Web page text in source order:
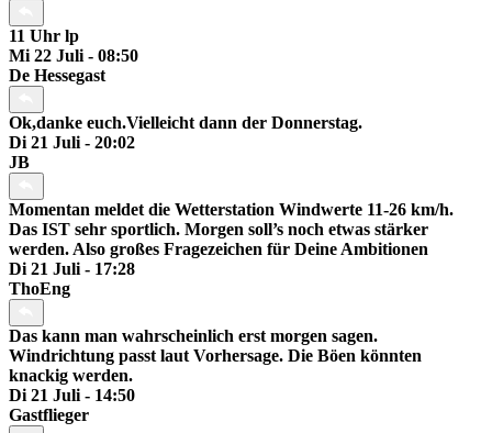
11 Uhr lp
Mi 22 Juli - 08:50
De Hessegast
Ok,danke euch.Vielleicht dann der Donnerstag.
Di 21 Juli - 20:02
JB
Momentan meldet die Wetterstation Windwerte 11-26 km/h.
Das IST sehr sportlich. Morgen soll’s noch etwas stärker
werden. Also großes Fragezeichen für Deine Ambitionen
Di 21 Juli - 17:28
ThoEng
Das kann man wahrscheinlich erst morgen sagen.
Windrichtung passt laut Vorhersage. Die Böen könnten
knackig werden.
Di 21 Juli - 14:50
Gastflieger